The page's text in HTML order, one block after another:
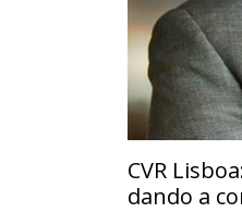
CVR
dando a